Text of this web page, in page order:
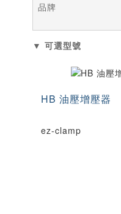
品牌
▼ 可選型號
HB 油壓增壓器
ez-clamp